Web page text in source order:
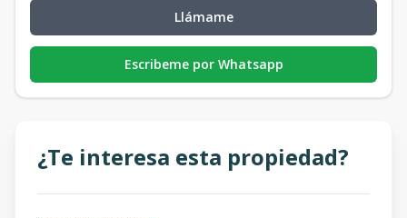
Llámame
Escribeme por Whatsapp
¿Te interesa esta propiedad?